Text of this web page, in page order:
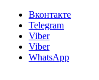
Вконтакте
Telegram
Viber
Viber
WhatsApp